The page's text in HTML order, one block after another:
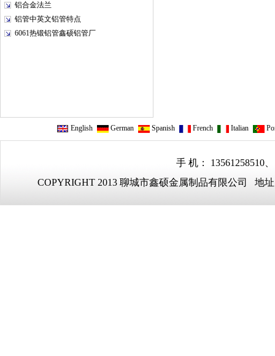
铝合金法兰
铝管中英文铝管特点
6061热锻铝管鑫硕铝管厂
English German Spanish French Italian
手 机： 13561258510
COPYRIGHT 2013 聊城市鑫硕金属制品有限公司 地